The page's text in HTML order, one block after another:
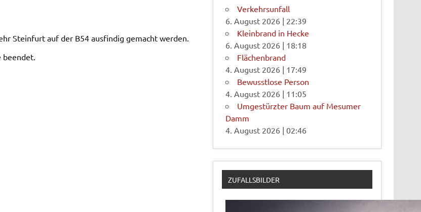
Steinfurt auf der B54 ausfindig gemacht werden.
beendet.
Verkehrsunfall
6. August 2026 | 22:39
Kleinbrand in Hecke
6. August 2026 | 18:18
Flächenbrand
4. August 2026 | 17:49
Bewusstlose Person
4. August 2026 | 11:05
Umgestürzter Baum auf Mesumer
Damm
4. August 2026 |02:46
ZUFALLSBILDER